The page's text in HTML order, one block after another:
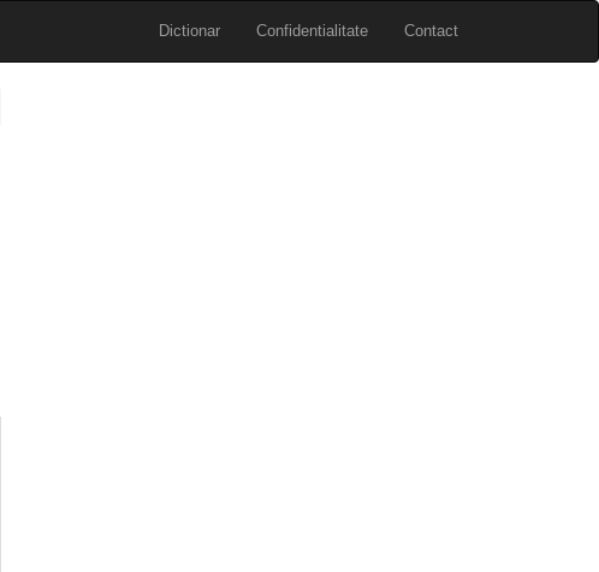
Dictionar Confidentialitate Contact